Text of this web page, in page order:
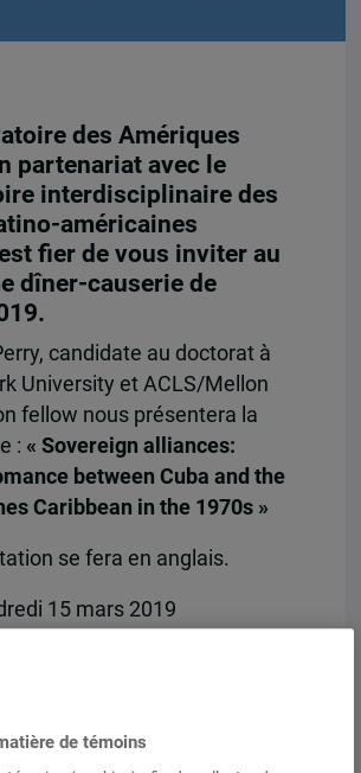
des Amériques
partenariat avec le
interdisciplinaire des
américaines
fier de vous inviter au
dîner-causerie de
candidate au doctorat à
University et ACLS/Mellon
fellow nous présentera la
: « Sovereign alliances:
between Cuba and the
Caribbean in the 1970s »
se fera en anglais.
15 mars 2019
de témoins